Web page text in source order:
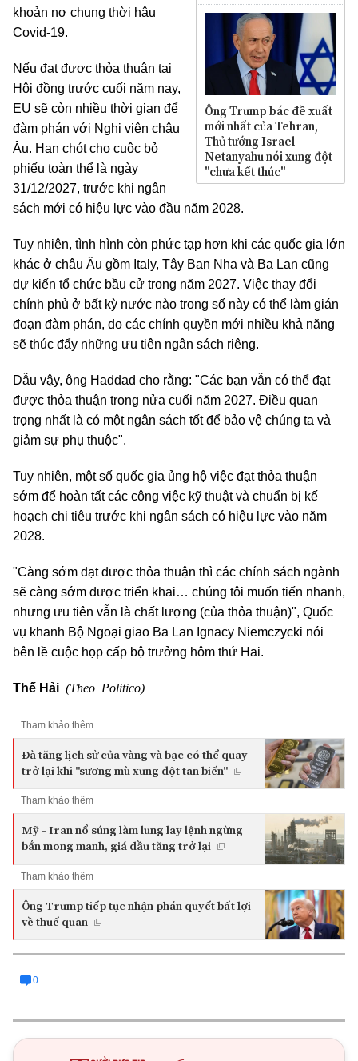
Ông Trump bác đề xuất
mới nhất của Tehran,
Thủ tướng Israel
Netanyahu nói xung đột
"chưa kết thúc"
khoản nợ chung thời hậu
Covid-19.
Nếu đạt được thỏa thuận tại
Hội đồng trước cuối năm nay,
EU sẽ còn nhiều thời gian để
đàm phán với Nghị viện châu
Âu. Hạn chót cho cuộc bỏ
phiếu toàn thể là ngày
31/12/2027, trước khi ngân
sách mới có hiệu lực vào đầu năm 2028.
Tuy nhiên, tình hình còn phức tạp hơn khi các quốc gia lớn
khác ở châu Âu gồm Italy, Tây Ban Nha và Ba Lan cũng
dự kiến tổ chức bầu cử trong năm 2027. Việc thay đổi
chính phủ ở bất kỳ nước nào trong số này có thể làm gián
đoạn đàm phán, do các chính quyền mới nhiều khả năng
sẽ thúc đẩy những ưu tiên ngân sách riêng.
Dẫu vậy, ông Haddad cho rằng: "Các bạn vẫn có thể đạt
được thỏa thuận trong nửa cuối năm 2027. Điều quan
trọng nhất là có một ngân sách tốt để bảo vệ chúng ta và
giảm sự phụ thuộc".
Tuy nhiên, một số quốc gia ủng hộ việc đạt thỏa thuận
sớm để hoàn tất các công việc kỹ thuật và chuẩn bị kế
hoạch chi tiêu trước khi ngân sách có hiệu lực vào năm
2028.
"Càng sớm đạt được thỏa thuận thì các chính sách ngành
sẽ càng sớm được triển khai… chúng tôi muốn tiến nhanh,
nhưng ưu tiên vẫn là chất lượng (của thỏa thuận)", Quốc
vụ khanh Bộ Ngoại giao Ba Lan Ignacy Niemczycki nói
bên lề cuộc họp cấp bộ trưởng hôm thứ Hai.
Thế Hải (Theo Politico)
Tham khảo thêm
Đà tăng lịch sử của vàng và bạc có thể quay
trở lại khi "sương mù xung đột tan biến"
Tham khảo thêm
Mỹ - Iran nổ súng làm lung lay lệnh ngừng
bắn mong manh, giá dầu tăng trở lại
Tham khảo thêm
Ông Trump tiếp tục nhận phán quyết bất lợi
về thuế quan
0